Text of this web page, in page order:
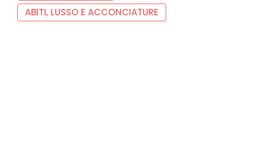
ABITI, LUSSO E ACCONCIATURE